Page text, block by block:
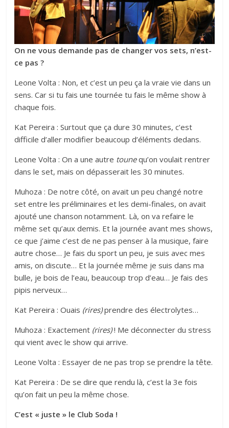
On ne vous demande pas de changer vos sets, n’est-
ce pas ?
Leone Volta : Non, et c’est un peu ça la vraie vie dans un
sens. Car si tu fais une tournée tu fais le même show à
chaque fois.
Kat Pereira : Surtout que ça dure 30 minutes, c’est
difficile d’aller modifier beaucoup d’éléments dedans.
Leone Volta : On a une autre tounequ’on voulait rentrer
dans le set, mais on dépasserait les 30 minutes.
Muhoza : De notre côté, on avait un peu changé notre
set entre les préliminaires et les demi-finales, on avait
ajouté une chanson notamment. Là, on va refaire le
même set qu’aux demis. Et la journée avant mes shows,
ce que j’aime c’est de ne pas penser à la musique, faire
autre chose… Je fais du sport un peu, je suis avec mes
amis, on discute… Et la journée même je suis dans ma
bulle, je bois de l’eau, beaucoup trop d’eau… Je fais des
pipis nerveux…
Kat Pereira : Ouais (rires)prendre des électrolytes…
Muhoza : Exactement (rires)! Me déconnecter du stress
qui vient avec le show qui arrive.
Leone Volta : Essayer de ne pas trop se prendre la tête.
Kat Pereira : De se dire que rendu là, c’est la 3e fois
qu’on fait un peu la même chose.
C’est « juste » le Club Soda !